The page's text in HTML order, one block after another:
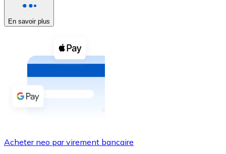
Voir toutes
Coupons crypto
Achetez des cryptomonnaies en espèces et d'autres
Acheter avec espèces
Virement SEPA
En savoir plus
Acheter neo par virement bancaire